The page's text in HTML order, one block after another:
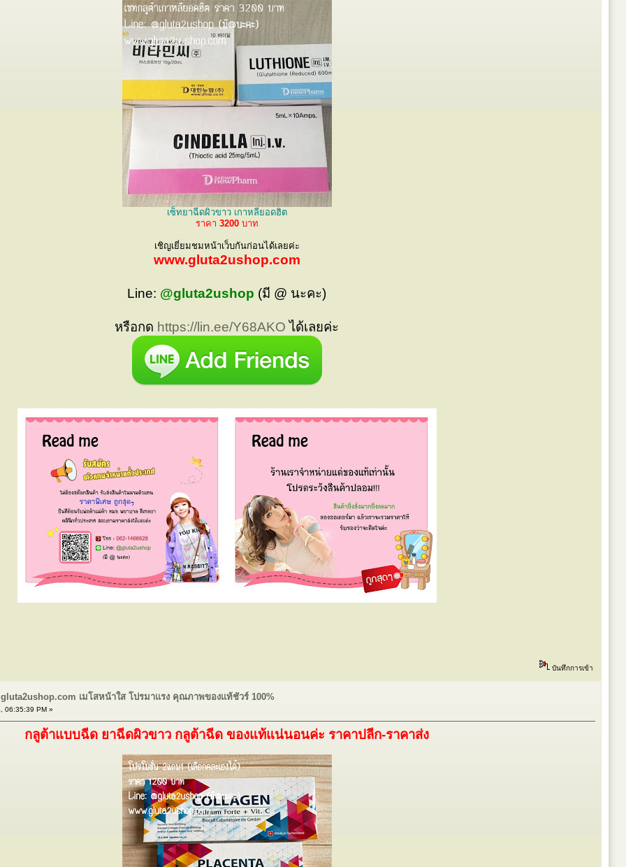
เซ็ทยาฉีดผิวขาว เกาหลียอดฮิต
ราคา 3200บาท
เชิญเยี่ยมชมหน้าเว็บกันก่อนได้เลยค่ะ
www.gluta2ushop.com
Line: @gluta2ushop (มี @ นะคะ)
หรือกด https://lin.ee/Y68AKO ได้เลยค่ะ
บันทึกการเข้า
เมโสหน้าใส โปรมาแรง คุณภาพของแท้ชัวร์ 100%
06:35:39 PM »
กลูต้าแบบฉีด ยาฉีดผิวขาว กลูต้าฉีด ของแท้แน่นอนค่ะ ราคาปลีก-ราคาส่ง